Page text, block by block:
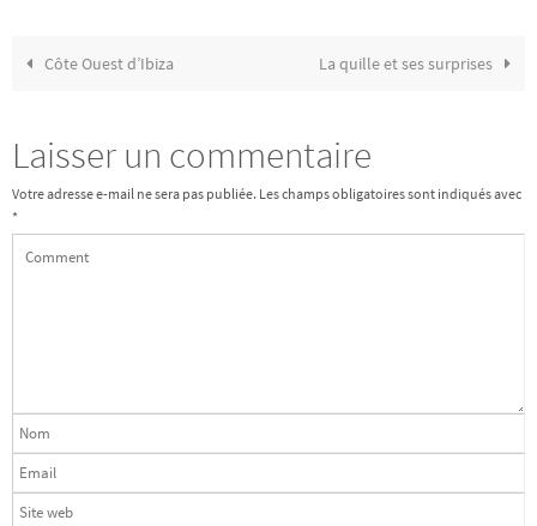
Côte Ouest d’Ibiza La quille et ses surprises
Laisser un commentaire
Votre adresse e-mail ne sera pas publiée. Les champs obligatoires sont indiqués avec
*